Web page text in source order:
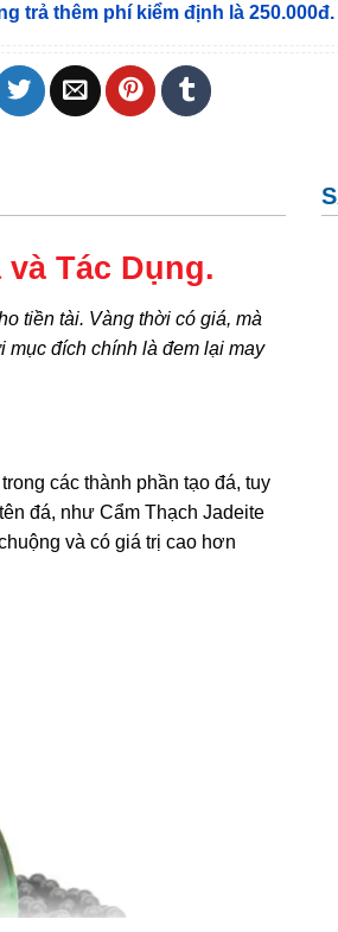
trả thêm phí kiểm định là 250.000đ.
Tác Dụng.
tiền tài. Vàng thời có giá, mà
mục đích chính là đem lại may
các thành phần tạo đá, tuy
đá, như Cẩm Thạch Jadeite
và có giá trị cao hơn